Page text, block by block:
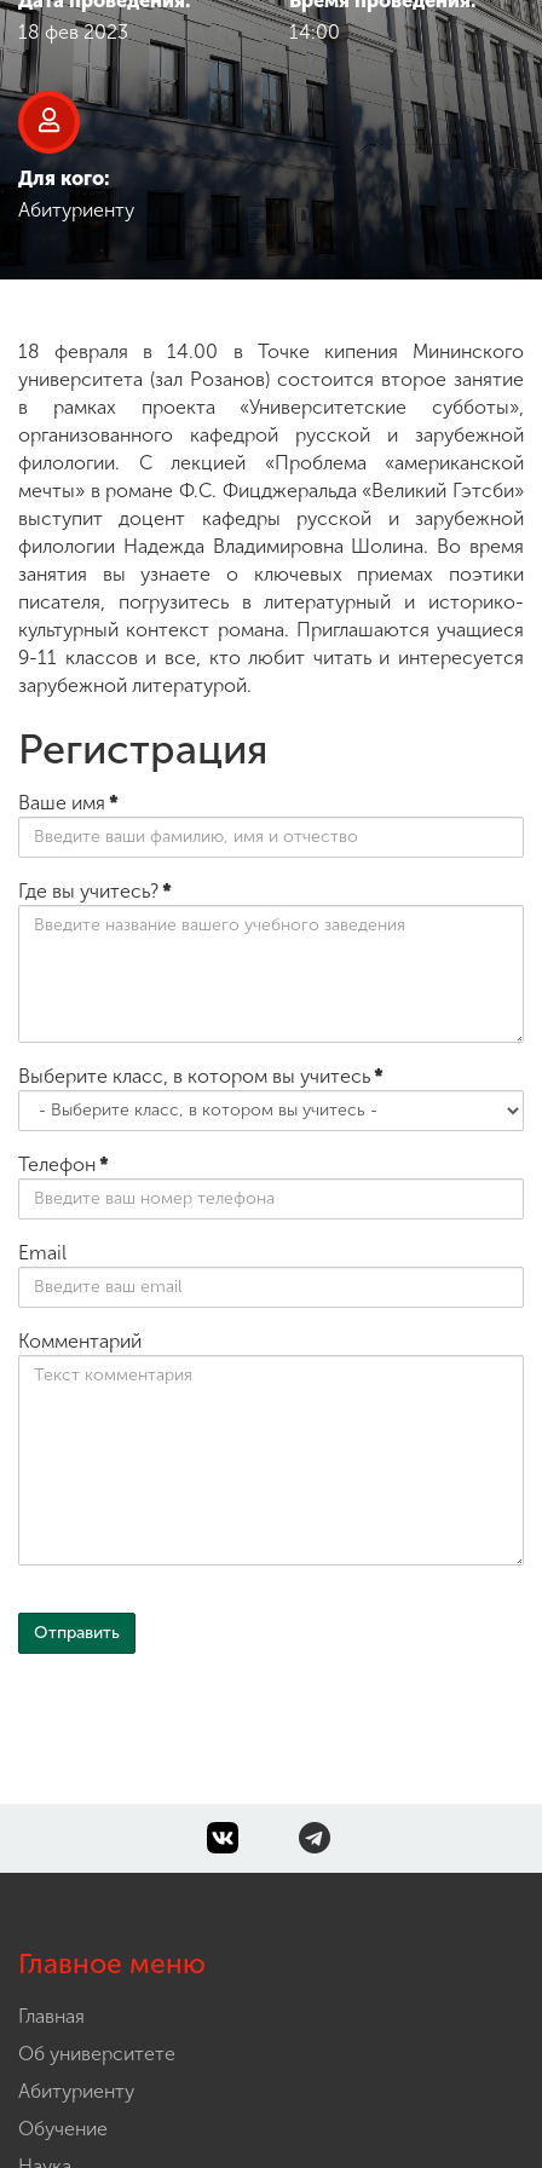
Наука
Международная
деятельность
Другие виды
Студенческая жизнь
Сведения об
образовательной
организации
SPN
Приемная
комиссия
18 фев 2023
14:00
Для кого:
Абитуриенту
18 февраля в 14.00 в Точке кипения Мининского
университета (зал Розанов) состоится второе занятие
в рамках проекта «Университетские субботы»,
организованного кафедрой русской и зарубежной
филологии. С лекцией «Проблема «американской
мечты» в романе Ф.С. Фицджеральда «Великий Гэтсби»
выступит доцент кафедры русской и зарубежной
филологии Надежда Владимировна Шолина. Во время
занятия вы узнаете о ключевых приемах поэтики
писателя, погрузитесь в литературный и историко-
культурный контекст романа. Приглашаются учащиеся
9-11 классов и все, кто любит читать и интересуется
зарубежной литературой.
Регистрация
Ваше имя *
Где вы учитесь?*
Выберите класс, в котором вы учитесь*
Телефон*
Email
Комментарий
Главное меню
Главная
Об университете
Абитуриенту
Обучение